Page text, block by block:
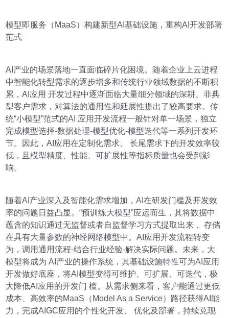
模型即服务（MaaS）构建新型AI基础设施，重构AI开发部署
范式
AI产业的场景落地一直面临碎片化困境。随着企业上云进程
中智能化转型需求的逐步增多和传统行业领域数据的不断积
累，AI应用 开发过程中逐渐面临大量细分领域的深耕、非典
型客户需求，对算法的通用性和延展性提出了较高要求。传
统“小模型”范式的AI 应用开发流程一般针对单一场景，独立
完成模型选择-数据处理-模型优化-模型迭代等一系列开发环
节。因此，AI应用在定制化需求、 长尾需求下的开发效率较
低，且模型精度、性能、可扩展性等指标质量也会受到影
响。
随着AI产业深入及智能化需求增加，AI在研发门槛及开发效
率的问题日益凸显。“预训练大模型”应运而生，其将数据中
蕴含的知识通过无监督或者自监督学习方式提取出来， 存储
在具有大量参数的神经网络模型中。AI应用开发流程转变
为，调用通用流程-结合行业经验-解决实际问题。未来，大
模型将成为 AI产业的操作系统，其基础设施特性可为AI应用
开发做好底座，将AI模型变得可维护、可扩展、可迭代，极
大降低AI应用的开发门 槛。从需求侧来看，客户能通过更低
成本、高效率的MaaS（Model As a Service）路径获得AI能
力，完成AIGC应用的个性化开发、 优化及部署，持续兑现